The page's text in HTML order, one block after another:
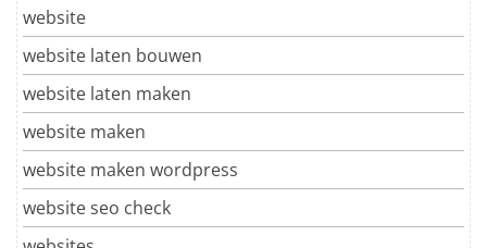
website
website laten bouwen
website laten maken
website maken
website maken wordpress
website seo check